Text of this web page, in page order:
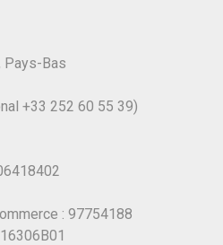
Pays-Bas
+33 252 60 55 39)
: 97754188